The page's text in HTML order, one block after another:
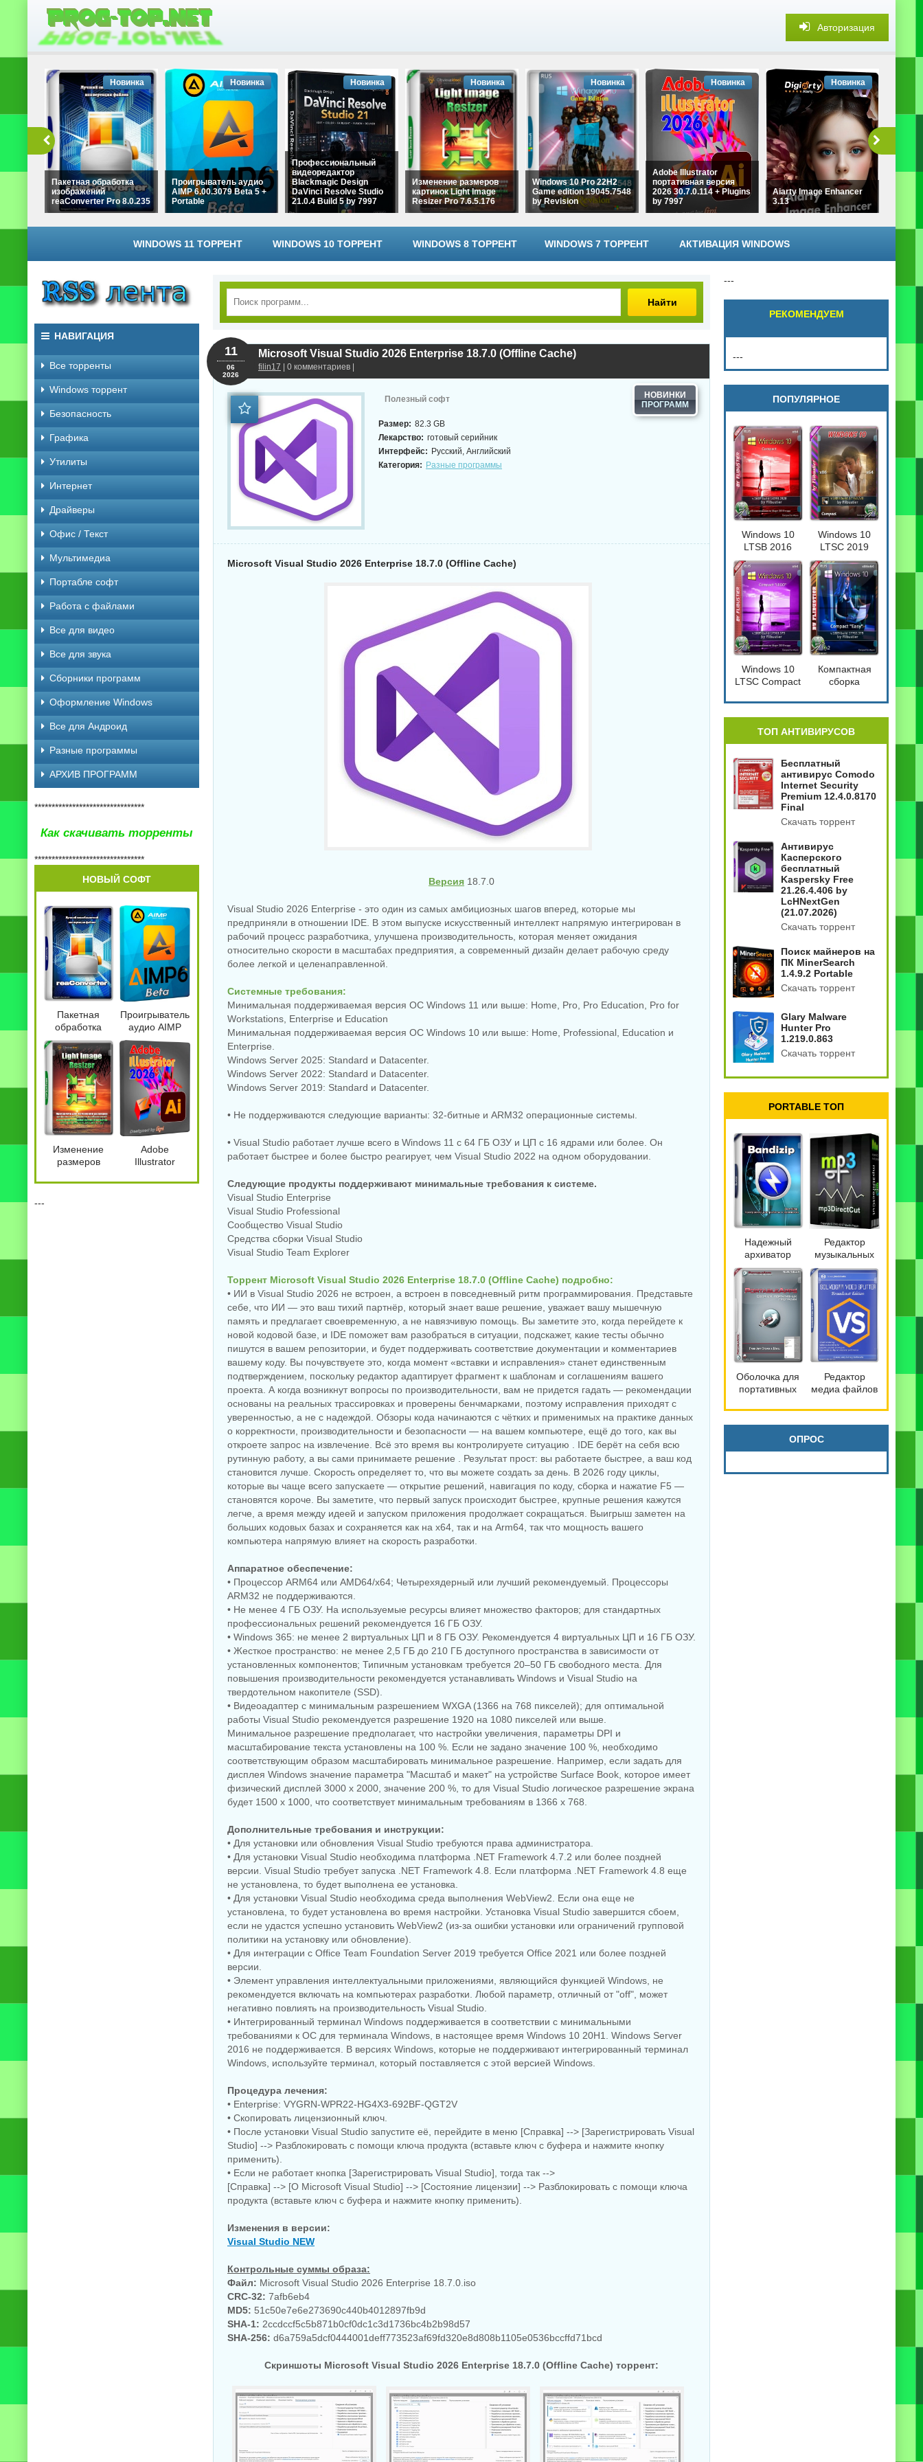
Авторизация
Пакетная обработка
изображений
reaConverter Pro 8.0.235
Новинка
Проигрыватель аудио
AIMP 6.00.3079 Beta 5 +
Portable
Новинка
Профессиональный
видеоредактор
Blackmagic Design
DaVinci Resolve Studio
21.0.4 Build 5 by 7997
Новинка
Изменение размеров
картинок Light Image
Resizer Pro 7.6.5.176
Новинка
Windows 10 Pro 22H2
Game edition 19045.7548
by Revision
Новинка
Adobe Illustrator
портативная версия
2026 30.7.0.114 + Plugins
by 7997
Новинка
Aiarty Image Enhancer
3.13
Новинка
WINDOWS 11 ТОРРЕНТ WINDOWS 10 ТОРРЕНТ WINDOWS 8 ТОРРЕНТ WINDOWS 7 ТОРРЕНТ АКТИВАЦИЯ WINDOWS
Найти
Microsoft Visual Studio 2026 Enterprise 18.7.0 (Offline Cache)
filin17 | 0 комментариев |
11
06
2026
Полезный софт НОВИНКИ
Размер: 82.3 GB
Лекарство: готовый серийник
Интерфейс: Русский, Английский
Категория: Разные программы
Microsoft Visual Studio 2026 Enterprise 18.7.0 (Offline Cache)
Версия 18.7.0
Visual Studio 2026 Enterprise - это один из самых амбициозных шагов вперед, которые мы
предприняли в отношении IDE. В этом выпуске искусственный интеллект напрямую интегрирован в
рабочий процесс разработчика, улучшена производительность, которая меняет ожидания
относительно скорости в масштабах предприятия, а современный дизайн делает рабочую среду
более легкой и целенаправленной.
Системные требования:
Минимальная поддерживаемая версия ОС Windows 11 или выше: Home, Pro, Pro Education, Pro for
Workstations, Enterprise и Education
Минимальная поддерживаемая версия ОС Windows 10 или выше: Home, Professional, Education и
Enterprise.
Windows Server 2025: Standard и Datacenter.
Windows Server 2022: Standard и Datacenter.
Windows Server 2019: Standard и Datacenter.
• Не поддерживаются следующие варианты: 32-битные и ARM32 операционные системы.
• Visual Studio работает лучше всего в Windows 11 с 64 ГБ ОЗУ и ЦП с 16 ядрами или более. Он
работает быстрее и более быстро реагирует, чем Visual Studio 2022 на одном оборудовании.
Следующие продукты поддерживают минимальные требования к системе.
Visual Studio Enterprise
Visual Studio Professional
Сообщество Visual Studio
Средства сборки Visual Studio
Visual Studio Team Explorer
Торрент Microsoft Visual Studio 2026 Enterprise 18.7.0 (Offline Cache) подробно:
• ИИ в Visual Studio 2026 не встроен, а встроен в повседневный ритм программирования. Представьте
себе, что ИИ — это ваш тихий партнёр, который знает ваше решение, уважает вашу мышечную
память и предлагает своевременную, а не навязчивую помощь. Вы заметите это, когда перейдете к
новой кодовой базе, и IDE поможет вам разобраться в ситуации, подскажет, какие тесты обычно
пишутся в вашем репозитории, и будет поддерживать соответствие документации и комментариев
вашему коду. Вы почувствуете это, когда момент «вставки и исправления» станет единственным
подтверждением, поскольку редактор адаптирует фрагмент к шаблонам и соглашениям вашего
проекта. А когда возникнут вопросы по производительности, вам не придется гадать — рекомендации
основаны на реальных трассировках и проверены бенчмарками, поэтому исправления приходят с
уверенностью, а не с надеждой. Обзоры кода начинаются с чётких и применимых на практике данных
о корректности, производительности и безопасности — на вашем компьютере, ещё до того, как вы
откроете запрос на извлечение. Всё это время вы контролируете ситуацию . IDE берёт на себя всю
рутинную работу, а вы сами принимаете решение . Результат прост: вы работаете быстрее, а ваш код
становится лучше. Скорость определяет то, что вы можете создать за день. В 2026 году циклы,
которые вы чаще всего запускаете — открытие решений, навигация по коду, сборка и нажатие F5 —
становятся короче. Вы заметите, что первый запуск происходит быстрее, крупные решения кажутся
легче, а время между идеей и запуском приложения продолжает сокращаться. Выигрыш заметен на
больших кодовых базах и сохраняется как на x64, так и на Arm64, так что мощность вашего
компьютера напрямую влияет на скорость разработки.
Аппаратное обеспечение:
• Процессор ARM64 или AMD64/x64; Четырехядерный или лучший рекомендуемый. Процессоры
ARM32 не поддерживаются.
• Не менее 4 ГБ ОЗУ. На используемые ресурсы влияет множество факторов; для стандартных
профессиональных решений рекомендуется 16 ГБ ОЗУ.
• Windows 365: не менее 2 виртуальных ЦП и 8 ГБ ОЗУ. Рекомендуется 4 виртуальных ЦП и 16 ГБ ОЗУ.
• Жесткое пространство: не менее 2,5 ГБ до 210 ГБ доступного пространства в зависимости от
установленных компонентов; Типичным установкам требуется 20–50 ГБ свободного места. Для
повышения производительности рекомендуется устанавливать Windows и Visual Studio на
твердотельном накопителе (SSD).
• Видеоадаптер с минимальным разрешением WXGA (1366 на 768 пикселей); для оптимальной
работы Visual Studio рекомендуется разрешение 1920 на 1080 пикселей или выше.
Минимальное разрешение предполагает, что настройки увеличения, параметры DPI и
масштабирование текста установлены на 100 %. Если не задано значение 100 %, необходимо
соответствующим образом масштабировать минимальное разрешение. Например, если задать для
дисплея Windows значение параметра "Масштаб и макет" на устройстве Surface Book, которое имеет
физический дисплей 3000 x 2000, значение 200 %, то для Visual Studio логическое разрешение экрана
будет 1500 x 1000, что соответствует минимальным требованиям в 1366 x 768.
Дополнительные требования и инструкции:
• Для установки или обновления Visual Studio требуются права администратора.
• Для установки Visual Studio необходима платформа .NET Framework 4.7.2 или более поздней
версии. Visual Studio требует запуска .NET Framework 4.8. Если платформа .NET Framework 4.8 еще
не установлена, то будет выполнена ее установка.
• Для установки Visual Studio необходима среда выполнения WebView2. Если она еще не
установлена, то будет установлена во время настройки. Установка Visual Studio завершится сбоем,
если не удастся успешно установить WebView2 (из-за ошибки установки или ограничений групповой
политики на установку или обновление).
• Для интеграции с Office Team Foundation Server 2019 требуется Office 2021 или более поздней
версии.
• Элемент управления интеллектуальными приложениями, являющийся функцией Windows, не
рекомендуется включать на компьютерах разработки. Любой параметр, отличный от "off", может
негативно повлиять на производительность Visual Studio.
• Интегрированный терминал Windows поддерживается в соответствии с минимальными
требованиями к ОС для терминала Windows, в настоящее время Windows 10 20H1. Windows Server
2016 не поддерживается. В версиях Windows, которые не поддерживают интегрированный терминал
Windows, используйте терминал, который поставляется с этой версией Windows.
Процедура лечения:
• Enterprise: VYGRN-WPR22-HG4X3-692BF-QGT2V
• Скопировать лицензионный ключ.
• После установки Visual Studio запустите её, перейдите в меню [Справка] --> [Зарегистрировать Visual
Studio] --> Разблокировать с помощи ключа продукта (вставьте ключ с буфера и нажмите кнопку
применить).
• Если не работает кнопка [Зарегистрировать Visual Studio], тогда так -->
[Справка] --> [О Microsoft Visual Studio] --> [Состояние лицензии] --> Разблокировать с помощи ключа
продукта (вставьте ключ с буфера и нажмите кнопку применить).
Изменения в версии:
Visual Studio NEW
Контрольные суммы образа:
Файл: Microsoft Visual Studio 2026 Enterprise 18.7.0.iso
CRC-32: 7afb6eb4
MD5: 51c50e7e6e273690c440b4012897fb9d
SHA-1: 2ccdccf5c5b871b0cf0dc1c3d1736bc4b2b98d57
SHA-256: d6a759a5dcf0444001deff773523af69fd320e8d808b1105e0536bccffd71bcd
Скриншоты Microsoft Visual Studio 2026 Enterprise 18.7.0 (Offline Cache) торрент:
НАВИГАЦИЯ
Все торренты
Windows торрент
Безопасность
Графика
Утилиты
Интернет
Драйверы
Офис / Текст
Мультимедиа
Портабле софт
Работа с файлами
Все для видео
Все для звука
Сборники программ
Оформление Windows
Все для Андроид
Разные программы
АРХИВ ПРОГРАММ
********************************
Как скачивать торренты
********************************
НОВЫЙ СОФТ
Пакетная
обработка
изображений
reaConverter
Pro 8.0.235
Проигрыватель
аудио AIMP
6.00.3079 Beta
5 + Portable
Изменение
размеров
Image Resizer
Adobe
Illustrator
версия 2026
---
---
РЕКОМЕНДУЕМ
---
ПОПУЛЯРНОЕ
Windows 10
LTSB 2016
Compact
Windows 10
LTSC 2019
Compact
[17763.720] 32-
64бит
Windows 10
LTSC Compact
Компактная
сборка
1809 Compact
4in2
[17763.379]
ТОП АНТИВИРУСОВ
Бесплатный
антивирус Comodo
Internet Security
Premium 12.4.0.8170
Final
Скачать торрент
Антивирус
Касперского
бесплатный
Kaspersky Free
21.26.4.406 by
LcHNextGen
(21.07.2026)
Скачать торрент
Поиск майнеров на
ПК MinerSearch
1.4.9.2 Portable
Скачать торрент
Glary Malware
Hunter Pro
1.219.0.863
Скачать торрент
PORTABLE ТОП
Надежный
архиватор
файлов
Bandizip 7.42
Pro by
Dodakaedr
Редактор
музыкальных
файлов
mp3DirectCut
2.40
Оболочка для
портативных
PortableApps.com
Platform 30.3
Редактор
медиа файлов
Video Splitter
9.0.2603.20
Broadcast
Edition
ОПРОС